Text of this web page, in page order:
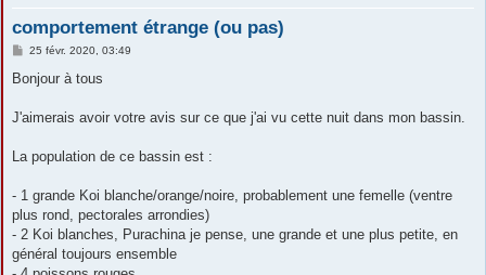
comportement étrange (ou pas)
M
s
g
25 févr. 2020, 03:49
Bonjour à tous
J'aimerais avoir votre avis sur ce que j'ai vu cette nuit dans mon bassin.
La population de ce bassin est :
- 1 grande Koi blanche/orange/noire, probablement une femelle (ventre
plus rond, pectorales arrondies)
- 2 Koi blanches, Purachina je pense, une grande et une plus petite, en
général toujours ensemble